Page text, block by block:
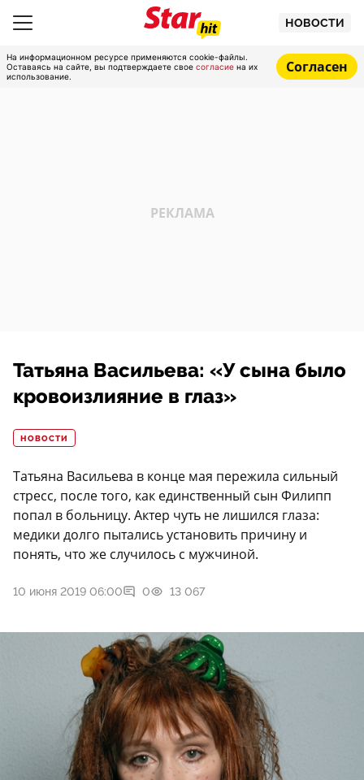
НОВОСТИ
На информационном ресурсе применяются cookie-файлы.
Оставаясь на сайте, вы подтверждаете свое согласие на их
использование.
Согласен
Татьяна Васильева: «У сына было
кровоизлияние в глаз»
НОВОСТИ
Татьяна Васильева в конце мая пережила сильный
стресс, после того, как единственный сын Филипп
попал в больницу. Актер чуть не лишился глаза:
медики долго пытались установить причину и
понять, что же случилось с мужчиной.
10 июня 2019 06:00 0 13 067